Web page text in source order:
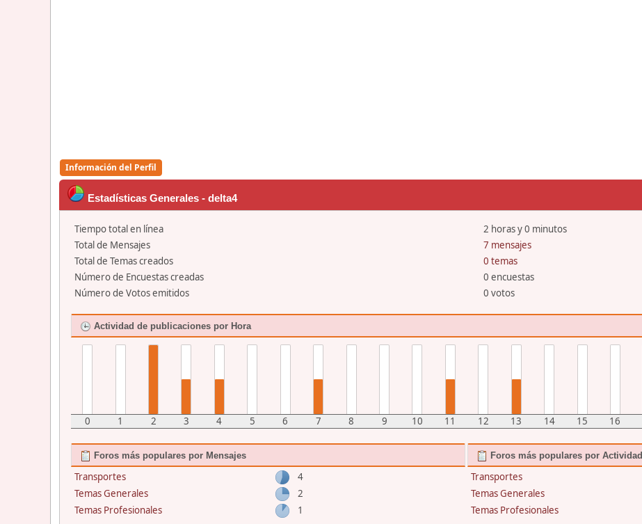
Información del Perfil
Estadísticas Generales - delta4
Tiempo total en línea
2 horas y 0 minutos
Total de Mensajes
7 mensajes
Total de Temas creados
0 temas
Número de Encuestas creadas
0 encuestas
Número de Votos emitidos
0 votos
Actividad de publicaciones por Hora
0 1 2 3 4 5 6 7 8 9 10 11 12 13 14 15 16
Foros más populares por Mensajes
Transportes
4
Temas Generales
2
Temas Profesionales
1
Foros más populares por Actividad
Transportes
Temas Generales
Temas Profesionales